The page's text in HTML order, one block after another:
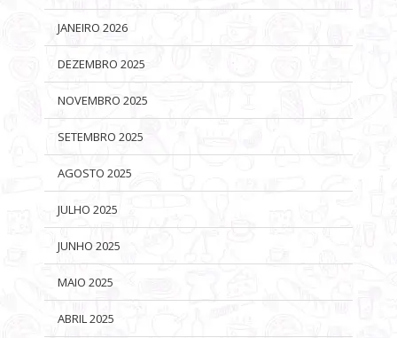
JANEIRO 2026
DEZEMBRO 2025
NOVEMBRO 2025
SETEMBRO 2025
AGOSTO 2025
JULHO 2025
JUNHO 2025
MAIO 2025
ABRIL 2025